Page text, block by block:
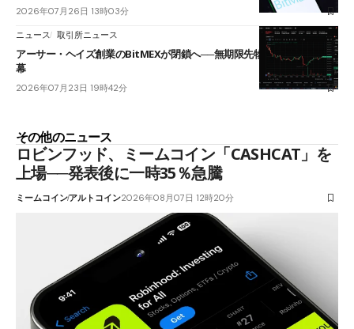
2026年07月26日 13時03分
ニュース 取引所ニュース
アーサー・ヘイズ創業のBitMEXが閉鎖へ──無期限先物を生んだ11年に
幕
2026年07月23日 19時42分
その他のニュース
ロビンフッド、ミームコイン「CASHCAT」を
上場──発表後に一時35％急騰
ミームコインアルトコイン2026年08月07日 12時20分